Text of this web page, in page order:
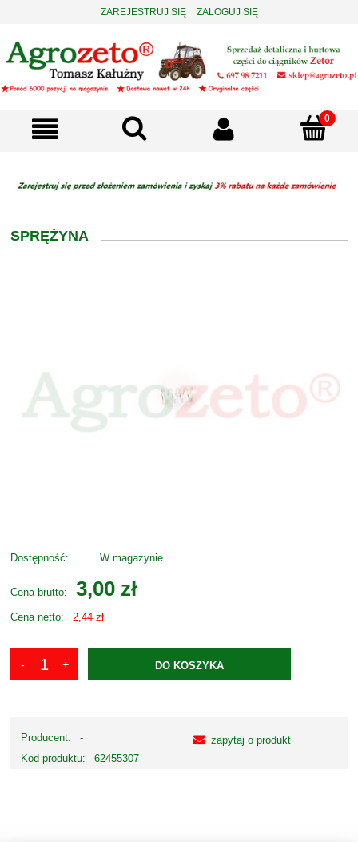
ZAREJESTRUJ SIĘ ZALOGUJ SIĘ
SPRĘŻYNA
Dostępność: W magazynie
Cena brutto: 3,00 zł
Cena netto: 2,44 zł
DO KOSZYKA
Producent:
-
Kod produktu:
62455307
zapytaj o produkt